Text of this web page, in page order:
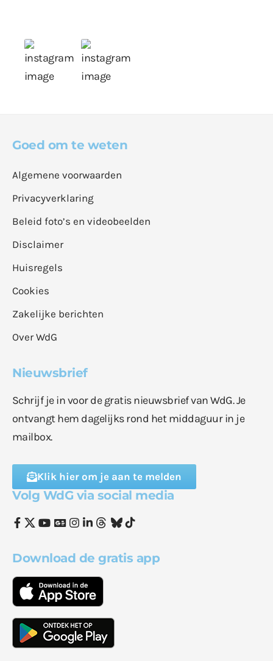
Goed om te weten
Algemene voorwaarden
Privacyverklaring
Beleid foto’s en videobeelden
Disclaimer
Huisregels
Cookies
Zakelijke berichten
Over WdG
Nieuwsbrief
Schrijf je in voor de gratis nieuwsbrief van WdG. Je
ontvangt hem dagelijks rond het middaguur in je
mailbox.
Klik hier om je aan te melden
Volg WdG via social media
Download de gratis app